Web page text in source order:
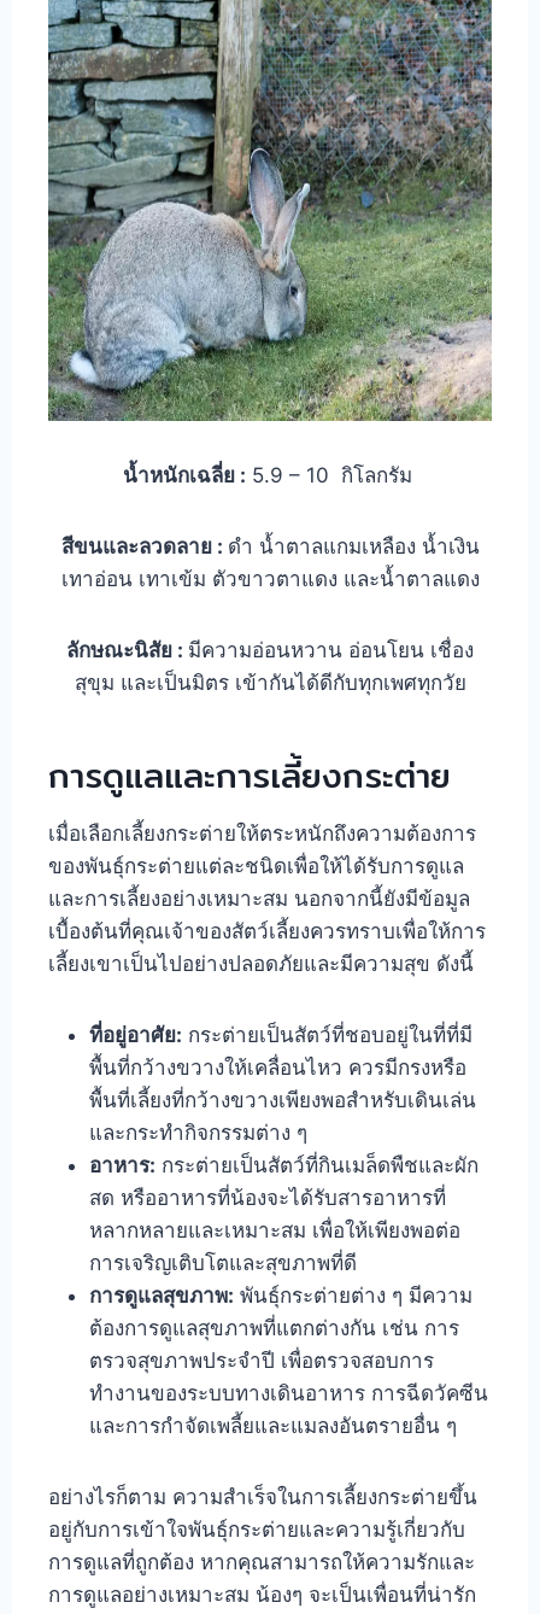
น้ำหนักเฉลี่ย : 5.9 – 10 กิโลกรัม
สีขนและลวดลาย : ดำ น้ำตาลแกมเหลือง น้ำเงิน
เทาอ่อน เทาเข้ม ตัวขาวตาแดง และน้ำตาลแดง
ลักษณะนิสัย : มีความอ่อนหวาน อ่อนโยน เชื่อง
สุขุม และเป็นมิตร เข้ากันได้ดีกับทุกเพศทุกวัย
การดูแลและการเลี้ยงกระต่าย
เมื่อเลือกเลี้ยงกระต่ายให้ตระหนักถึงความต้องการ
ของพันธุ์กระต่ายแต่ละชนิดเพื่อให้ได้รับการดูแล
และการเลี้ยงอย่างเหมาะสม นอกจากนี้ยังมีข้อมูล
เบื้องต้นที่คุณเจ้าของสัตว์เลี้ยงควรทราบเพื่อให้การ
เลี้ยงเขาเป็นไปอย่างปลอดภัยและมีความสุข ดังนี้
ที่อยู่อาศัย: กระต่ายเป็นสัตว์ที่ชอบอยู่ในที่ที่มี
พื้นที่กว้างขวางให้เคลื่อนไหว ควรมีกรงหรือ
พื้นที่เลี้ยงที่กว้างขวางเพียงพอสำหรับเดินเล่น
และกระทำกิจกรรมต่าง ๆ
อาหาร: กระต่ายเป็นสัตว์ที่กินเมล็ดพืชและผัก
สด หรืออาหารที่น้องจะได้รับสารอาหารที่
หลากหลายและเหมาะสม เพื่อให้เพียงพอต่อ
การเจริญเติบโตและสุขภาพที่ดี
การดูแลสุขภาพ: พันธุ์กระต่ายต่าง ๆ มีความ
ต้องการดูแลสุขภาพที่แตกต่างกัน เช่น การ
ตรวจสุขภาพประจำปี เพื่อตรวจสอบการ
ทำงานของระบบทางเดินอาหาร การฉีดวัคซีน
และการกำจัดเพลี้ยและแมลงอันตรายอื่น ๆ
อย่างไรก็ตาม ความสำเร็จในการเลี้ยงกระต่ายขึ้น
อยู่กับการเข้าใจพันธุ์กระต่ายและความรู้เกี่ยวกับ
การดูแลที่ถูกต้อง หากคุณสามารถให้ความรักและ
การดูแลอย่างเหมาะสม น้องๆ จะเป็นเพื่อนที่น่ารัก